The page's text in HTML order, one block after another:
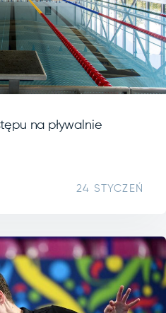
na pływalnie
24 STYCZEŃ